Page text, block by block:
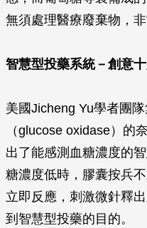
無須處理醫療廢棄物，非
智慧型投藥系統－創意
美國Jicheng Yu學者團
（glucose oxidase）的
出了能感測血糖濃度的
糖濃度低時，膠囊按兵
立即反應，刺激微針釋
到智慧型投藥的目的。